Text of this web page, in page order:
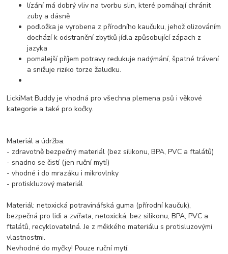
lízání má dobrý vliv na tvorbu slin, které pomáhají chránit
zuby a dásně
podložka je vyrobena z přírodního kaučuku, jehož olizováním
dochází k odstranění zbytků jídla způsobující zápach z
jazyka
pomalejší příjem potravy redukuje nadýmání, špatné trávení
a snižuje riziko torze žaludku.
LickiMat Buddy je vhodná pro všechna plemena psů i věkové
kategorie a také pro kočky.
Materiál a údržba:
- zdravotně bezpečný materiál (bez silikonu, BPA, PVC a ftalátů)
- snadno se čistí (jen ruční mytí)
- vhodné i do mrazáku i mikrovlnky
- protiskluzový materiál
Materiál: netoxická potravinářská guma (přírodní kaučuk),
bezpečná pro lidi a zvířata, netoxická, bez silikonu, BPA, PVC a
ftalátů, recyklovatelná. Je z měkkého materiálu s protisluzovými
vlastnostmi.
Nevhodné do myčky! Pouze ruční mytí.